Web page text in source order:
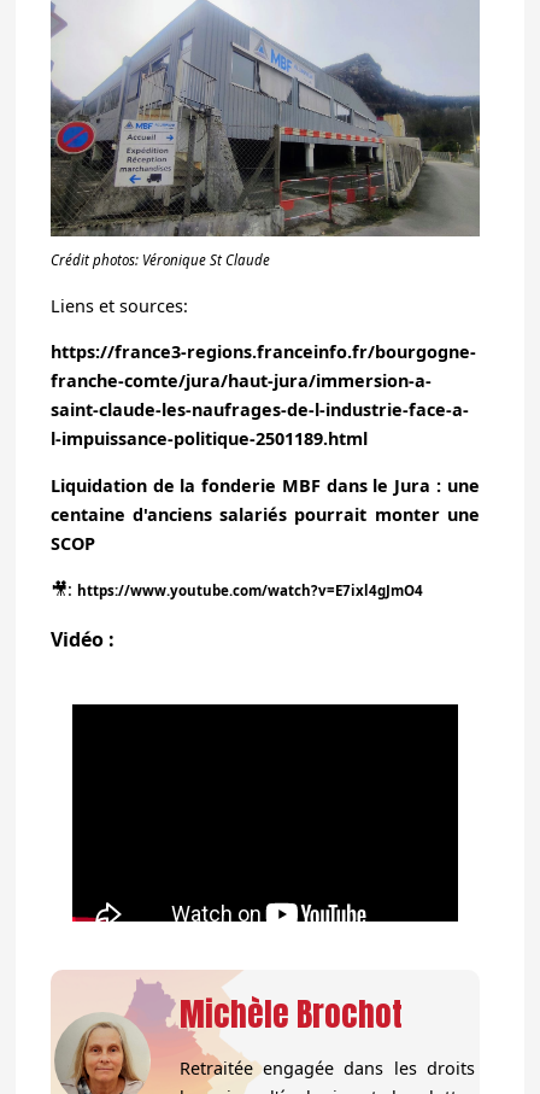
Crédit photos: Véronique St Claude
Liens et sources:
https://france3-regions.franceinfo.fr/bourgogne-
franche-comte/jura/haut-jura/immersion-a-
saint-claude-les-naufrages-de-l-industrie-face-a-
l-impuissance-politique-2501189.html
Liquidation de la fonderie MBF dans le Jura : une
centaine d'anciens salariés pourrait monter une
SCOP
🎥: https://www.youtube.com/watch?v=E7ixl4gJmO4
Vidéo :
Michèle Brochot
Retraitée engagée dans les droits